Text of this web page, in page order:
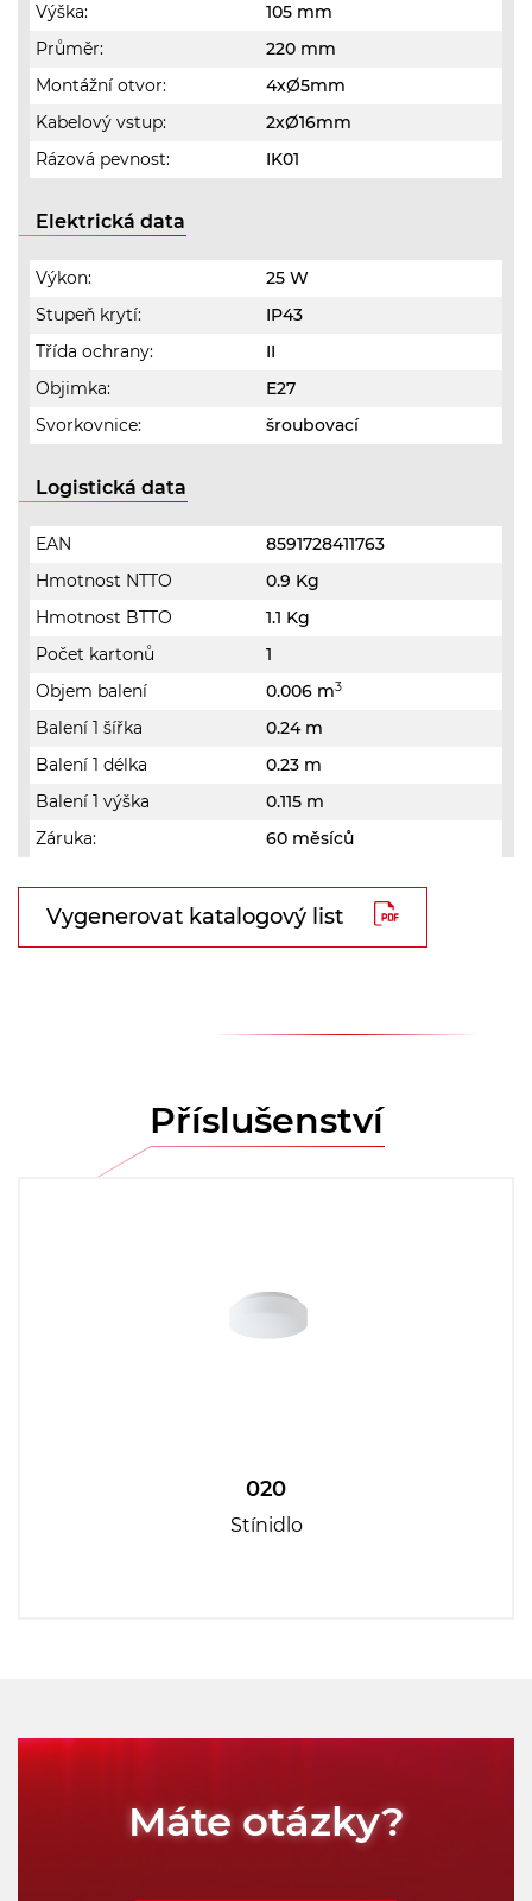
Výška:
105 mm
Průměr:
220 mm
Montážní otvor:
4xØ5mm
Kabelový vstup:
2xØ16mm
Rázová pevnost:
IK01
Elektrická data
Výkon:
25 W
Stupeň krytí:
IP43
Třída ochrany:
II
Objimka:
E27
Svorkovnice:
šroubovací
Logistická data
EAN
8591728411763
Hmotnost NTTO
0.9 Kg
Hmotnost BTTO
1.1 Kg
Počet kartonů
1
Objem balení
0.006 m3
Balení 1 šířka
0.24 m
Balení 1 délka
0.23 m
Balení 1 výška
0.115 m
Záruka:
60 měsíců
Vygenerovat katalogový list
Příslušenství
020
Stínidlo
Máte otázky?